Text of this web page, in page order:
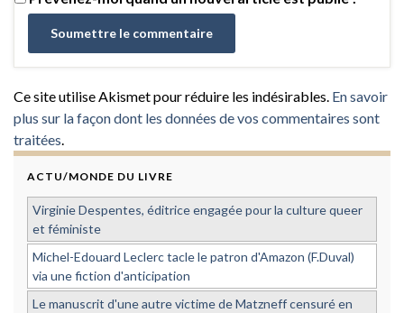
Ce site utilise Akismet pour réduire les indésirables. En savoir
plus sur la façon dont les données de vos commentaires sont
traitées.
ACTU/MONDE DU LIVRE
Virginie Despentes, éditrice engagée pour la culture queer
et féministe
Michel-Edouard Leclerc tacle le patron d'Amazon (F.Duval)
via une fiction d'anticipation
Le manuscrit d'une autre victime de Matzneff censuré en